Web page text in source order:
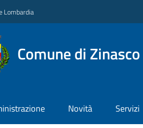
Lombardia
Comune di Zinasco
Novità Servizi